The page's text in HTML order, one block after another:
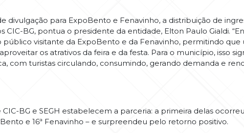
divulgação para ExpoBento e Fenavinho, a distribuição de
CIC-BG, pontua o presidente da entidade, Elton Paulo Gialdi.
público visitante da ExpoBento e da Fenavinho, permitindo que
os atrativos da feira e da festa. Para o município, isso
com turistas circulando, consumindo, gerando demanda e
CIC-BG e SEGH estabelecem a parceria: a primeira delas
e 16ª Fenavinho – e surpreendeu pelo retorno positivo.